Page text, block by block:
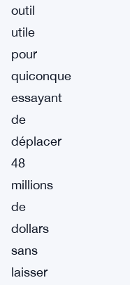
outil
utile
pour
quiconque
essayant
de
déplacer
48
millions
de
dollars
sans
laisser